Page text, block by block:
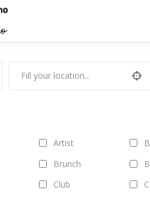
Artist
Brunch
Club